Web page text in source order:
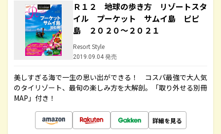
Ｒ１２ 地球の歩き方 リゾートスタ
イル プーケット サムイ島 ピピ
島 ２０２０～２０２１
Resort Style
2019.09.04 発売
美しすぎる海で一生の思い出ができる！ コスパ最強で大人気
のタイリゾート、最旬の楽しみ方を大解剖。「取り外せる別冊
MAP」付き！
詳細を見る